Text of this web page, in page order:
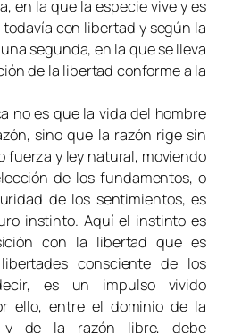
en la que la especie vive y es
con libertad y según la
segunda, en la que se lleva
de la libertad conforme a la
no es que la vida del hombre
sino que la razón rige sin
fuerza y ley natural, moviendo
de los fundamentos, o
de los sentimientos, es
instinto. Aquí el instinto es
con la libertad que es
consciente de los
es un impulso vivido
ello, entre el dominio de la
y de la razón libre, debe